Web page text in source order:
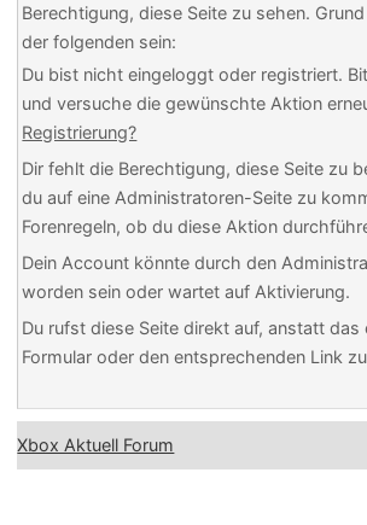
Berechtigung, diese Seite zu sehen.
der folgenden sein:
Du bist nicht eingeloggt oder registriert.
und versuche die gewünschte Aktion
Registrierung?
Dir fehlt die Berechtigung, diese Seite zu
du auf eine Administratoren-Seite zu
Forenregeln, ob du diese Aktion
Dein Account könnte durch den
worden sein oder wartet auf Aktivierung.
Du rufst diese Seite direkt auf, anstatt
Formular oder den entsprechenden Link
Xbox Aktuell Forum